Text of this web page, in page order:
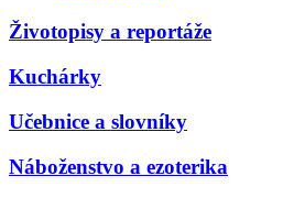
Životopisy a reportáže
Kuchárky
Učebnice a slovníky
Náboženstvo a ezoterika